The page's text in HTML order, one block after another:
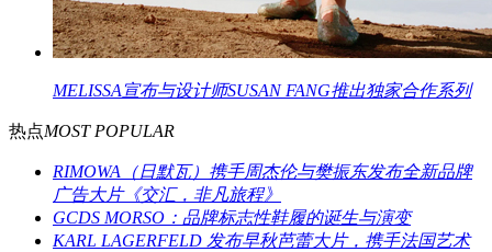
MELISSA宣布与设计师SUSAN FANG推出独家合作系列
热点MOST POPULAR
RIMOWA（日默瓦）携手周杰伦与樊振东发布全新品牌
广告大片《交汇，非凡旅程》
GCDS MORSO：品牌标志性鞋履的诞生与演变
KARL LAGERFELD 发布早秋芭蕾大片，携手法国艺术